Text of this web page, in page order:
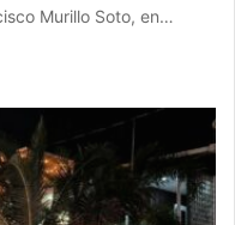
Murillo Soto, en…